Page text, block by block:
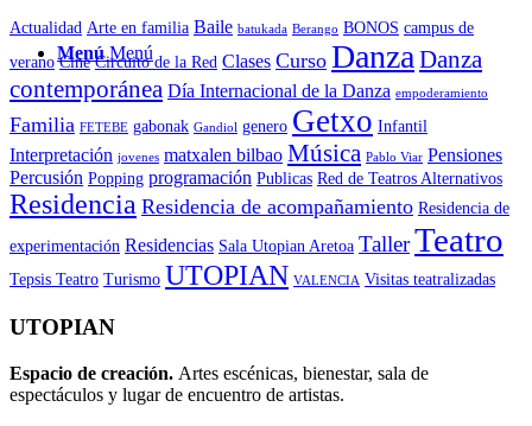
Menú Menú
Actualidad Arte en familia Baile batukada Berango BONOS campus de
verano Cine Circuito de la Red Clases Curso Danza Danza
contemporánea Día Internacional de la Danza empoderamiento
Familia FETEBE gabonak Gandiol genero Getxo Infantil
Interpretación jovenes matxalen bilbao Música Pablo Viar Pensiones
Percusión Popping programación Publicas Red de Teatros Alternativos
Residencia Residencia de acompañamiento Residencia de
experimentación Residencias Sala Utopian Aretoa TallerTeatro
Tepsis Teatro Turismo UTOPIAN VALENCIA Visitas teatralizadas
UTOPIAN
Espacio de creación. Artes escénicas, bienestar, sala de
espectáculos y lugar de encuentro de artistas.